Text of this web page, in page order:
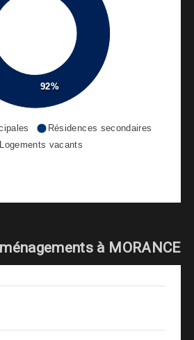
92%
Résidences secondaires
Logements vacants
à MORANCE